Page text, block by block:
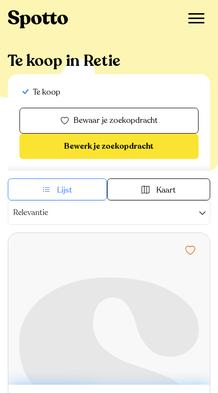
Te koop in Retie
Te koop
Bewaar je zoekopdracht
Bewerk je zoekopdracht
Lijst Kaart
Relevantie